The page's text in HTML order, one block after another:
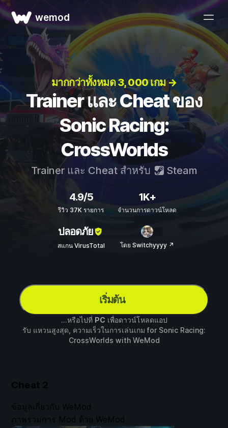
wemod
มากกว่าทั้งหมด 3, 000 เกม →
Trainer และ Cheat ของ
Sonic Racing:
CrossWorlds
Trainer และ Cheat สำหรับ Steam
4.9/5
รีวิว 37K รายการ
1K+
จำนวนการดาวน์โหลด
ปลอดภัย
สแกน VirusTotal โดย Switchyyyy ↗
เริ่มต้น
...หรือไปที่ PC เพื่อดาวน์โหลดแอป
รับ แหวนสูงสุด, ความเร็วในการเล่นเกม for Sonic Racing:
CrossWorlds with WeMod
Cheat 2
ข้อมูลเกี่ยวกับ WeMod
ภาพรวมการ Mod ด้วย WeMod